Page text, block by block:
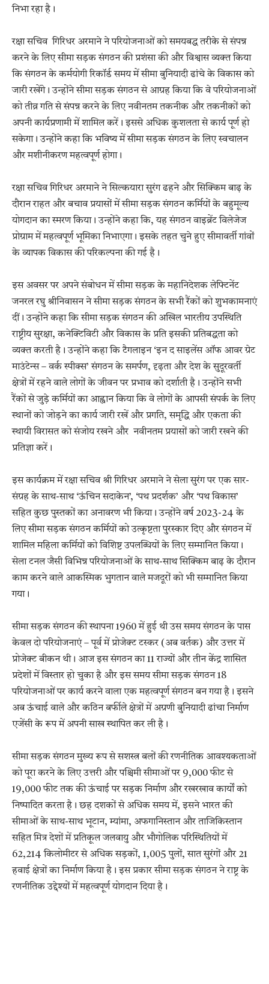
निभा रहा है।
रक्षा सचिव गिरिधर अरमाने ने परियोजनाओं को समयबद्ध तरीके से संपन्न
करने के लिए सीमा सड़क संगठन की प्रशंसा की और विश्वास व्यक्त किया
कि संगठन के कर्मयोगी रिकॉर्ड समय में सीमा बुनियादी ढांचे के विकास को
जारी रखेंगे। उन्होंने सीमा सड़क संगठन से आग्रह किया कि वे परियोजनाओं
को तीव्र गति से संपन्न करने के लिए नवीनतम तकनीक और तकनीकों को
अपनी कार्यप्रणामी में शामिल करें। इससे अधिक कुशलता से कार्य पूर्ण हो
सकेगा। उन्होंने कहा कि भविष्य में सीमा सड़क संगठन के लिए स्वचालन
और मशीनीकरण महत्वपूर्ण होगा।
रक्षा सचिव गिरिधर अरमाने ने सिल्कयारा सुरंग ढहने और सिक्किम बाढ़ के
दौरान राहत और बचाव प्रयासों में सीमा सड़क संगठन कर्मियों के बहुमूल्य
योगदान का स्मरण किया। उन्होंने कहा कि, यह संगठन वाइब्रेंट विलेजेज
प्रोग्राम में महत्वपूर्ण भूमिका निभाएगा। इसके तहत चुने हुए सीमावर्ती गांवों
के व्यापक विकास की परिकल्पना की गई है।
इस अवसर पर अपने संबोधन में सीमा सड़क के महानिदेशक लेफ्टिनेंट
जनरल रघु श्रीनिवासन ने सीमा सड़क संगठन के सभी रैंकों को शुभकामनाएं
दीं। उन्होंने कहा कि सीमा सड़क संगठन की अखिल भारतीय उपस्थिति
राष्ट्रीय सुरक्षा, कनेक्टिविटी और विकास के प्रति इसकी प्रतिबद्धता को
व्यक्त करती है। उन्होंने कहा कि टैगलाइन ‘इन द साइलेंस ऑफ आवर ग्रेट
माउंटेन्स – वर्क स्पीक्स’ संगठन के समर्पण, दृढ़ता और देश के सुदूरवर्ती
क्षेत्रों में रहने वाले लोगों के जीवन पर प्रभाव को दर्शाती है। उन्होंने सभी
रैंकों से जुड़े कर्मियों का आह्वान किया कि वे लोगों के आपसी संपर्क के लिए
स्थानों को जोड़ने का कार्य जारी रखें और प्रगति, समृद्धि और एकता की
स्थायी विरासत को संजोय रखने और नवीनतम प्रयासों को जारी रखने की
प्रतिज्ञा करें।
इस कार्यक्रम में रक्षा सचिव श्री गिरिधर अरमाने ने सेला सुरंग पर एक सार-
संग्रह के साथ-साथ ‘ऊंचिन सदाकेन’, ‘पथ प्रदर्शक’ और ‘पथ विकास’
सहित कुछ पुस्तकों का अनावरण भी किया। उन्होंने वर्ष 2023-24 के
लिए सीमा सड़क संगठन कर्मियों को उत्कृष्टता पुरस्कार दिए और संगठन में
शामिल महिला कर्मियों को विशिष्ट उपलब्धियों के लिए सम्मानित किया।
सेला टनल जैसी विभिन्न परियोजनाओं के साथ-साथ सिक्किम बाढ़ के दौरान
काम करने वाले आकस्मिक भुगतान वाले मजदूरों को भी सम्मानित किया
गया।
सीमा सड़क संगठन की स्थापना 1960 में हुई थी उस समय संगठन के पास
केवल दो परियोजनाएं – पूर्व में प्रोजेक्ट टस्कर (अब वर्तक) और उत्तर में
प्रोजेक्ट बीकन थी। आज इस संगठन का 11 राज्यों और तीन केंद्र शासित
प्रदेशों में विस्तार हो चुका है और इस समय सीमा सड़क संगठन 18
परियोजनाओं पर कार्य करने वाला एक महत्वपूर्ण संगठन बन गया है। इसने
अब ऊंचाई वाले और कठिन बर्फीले क्षेत्रों में अग्रणी बुनियादी ढांचा निर्माण
एजेंसी के रूप में अपनी साख स्थापित कर ली है।
सीमा सड़क संगठन मुख्य रूप से सशस्त्र बलों की रणनीतिक आवश्यकताओं
को पूरा करने के लिए उत्तरी और पश्चिमी सीमाओं पर 9,000 फीट से
19,000 फीट तक की ऊंचाई पर सड़क निर्माण और रखरखाव कार्यों को
निष्पादित करता है। छह दशकों से अधिक समय में, इसने भारत की
सीमाओं के साथ-साथ भूटान, म्यांमा, अफगानिस्तान और ताजिकिस्तान
सहित मित्र देशों में प्रतिकूल जलवायु और भौगोलिक परिस्थितियों में
62,214 किलोमीटर से अधिक सड़कों, 1,005 पुलों, सात सुरंगों और 21
हवाई क्षेत्रों का निर्माण किया है। इस प्रकार सीमा सड़क संगठन ने राष्ट्र के
रणनीतिक उद्देश्यों में महत्वपूर्ण योगदान दिया है।